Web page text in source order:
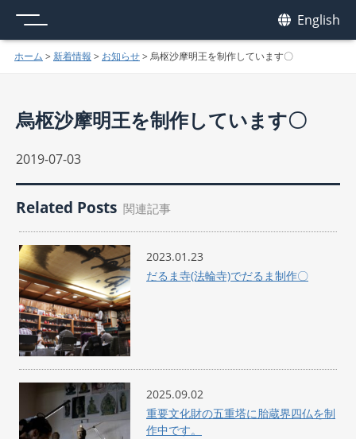
English
ホーム > 新着情報 > お知らせ> 烏枢沙摩明王を制作しています〇
烏枢沙摩明王を制作しています〇
2019-07-03
Related Posts 関連記事
2023.01.23
だるま寺(法輪寺)でだるま制作〇
2025.09.02
重要文化財の五重塔に胎蔵界四仏を制
作中です。